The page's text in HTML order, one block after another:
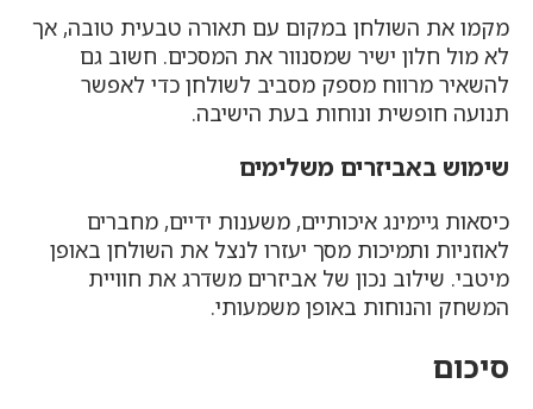
מקמו את השולחן במקום עם תאורה טבעית טובה, אך
לא מול חלון ישיר שמסנוור את המסכים. חשוב גם
להשאיר מרווח מספק מסביב לשולחן כדי לאפשר
תנועה חופשית ונוחות בעת הישיבה.
שימוש באביזרים משלימים
כיסאות גיימינג איכותיים, משענות ידיים, מחברים
לאוזניות ותמיכות מסך יעזרו לנצל את השולחן באופן
מיטבי. שילוב נכון של אביזרים משדרג את חוויית
המשחק והנוחות באופן משמעותי.
סיכום